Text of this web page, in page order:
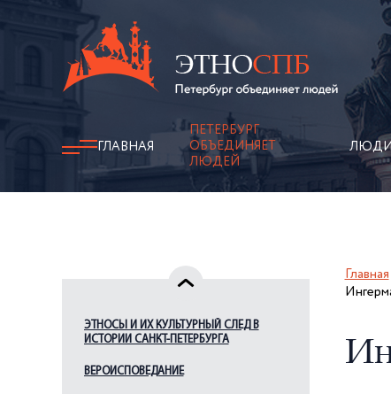
ГЛАВНАЯ
ПЕТЕРБУРГ
ОБЪЕДИНЯЕТ
ЛЮДЕЙ
ЭТНОСЫ И ИХ КУЛЬТУРНЫЙ СЛЕД В
ИСТОРИИ САНКТ-ПЕТЕРБУРГА
ВЕРОИСПОВЕДАНИЕ
Главная